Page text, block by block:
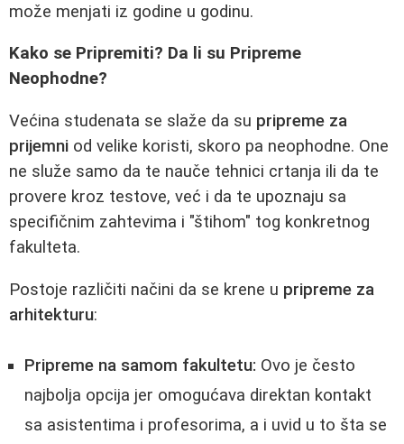
može menjati iz godine u godinu.
Kako se Pripremiti? Da li su Pripreme
Neophodne?
Većina studenata se slaže da su pripreme za
prijemni od velike koristi, skoro pa neophodne. One
ne služe samo da te nauče tehnici crtanja ili da te
provere kroz testove, već i da te upoznaju sa
specifičnim zahtevima i "štihom" tog konkretnog
fakulteta.
Postoje različiti načini da se krene u pripreme za
arhitekturu:
Pripreme na samom fakultetu: Ovo je često
najbolja opcija jer omogućava direktan kontakt
sa asistentima i profesorima, a i uvid u to šta se